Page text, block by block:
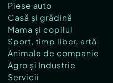
Piese auto
Casă și grădină
Mama și copilul
Sport, timp liber, artă
Animale de companie
Agro și Industrie
Servicii